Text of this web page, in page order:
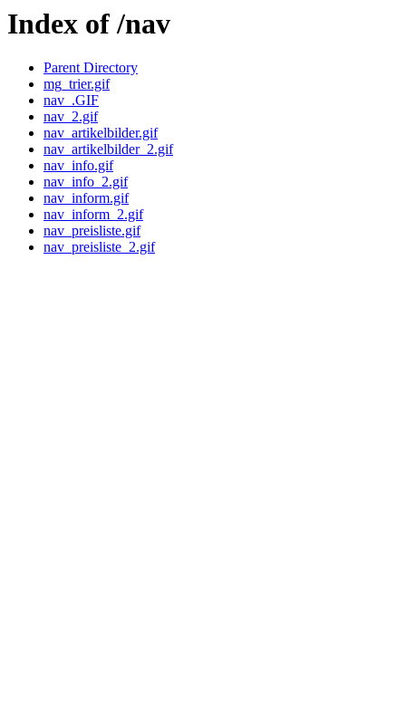
Index of /nav
Parent Directory
mg_trier.gif
nav_.GIF
nav_2.gif
nav_artikelbilder.gif
nav_artikelbilder_2.gif
nav_info.gif
nav_info_2.gif
nav_inform.gif
nav_inform_2.gif
nav_preisliste.gif
nav_preisliste_2.gif